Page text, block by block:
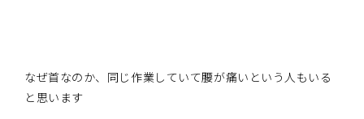
なぜ首なのか、同じ作業していて腰が痛いという人もいる
と思います